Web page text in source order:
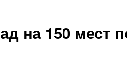
на 150 мест